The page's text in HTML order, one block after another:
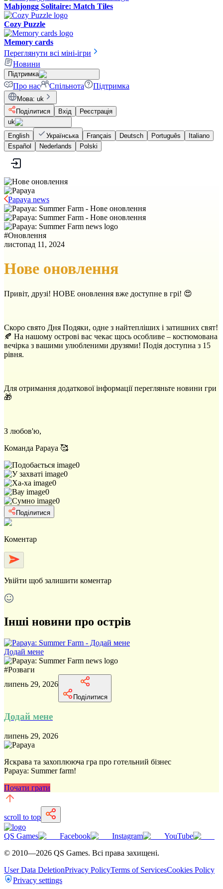
Mahjongg Solitaire: Match Tiles
Cozy Puzzle
Memory cards
Переглянути всі міні-ігри
Новини
Підтримка
Про нас Спільнота Підтримка
Мова: uk
Поділитися
Вхід
Реєстрація
uk
English
Українська Français Deutsch Português
Italiano
Español
Nederlands Polski
Papaya news
#Оновлення
листопад 11, 2024
Нове оновлення
Привіт, друзі! НОВЕ оновлення вже доступне в грі! 😍
Скоро свято Дня Подяки, одне з найтепліших і затишних свят!
🍂 На нашому острові вас чекає щось особливе – костюмована
вечірка з вашими улюбленими друзями! Подія доступна з 15
рівня.
Для отримання додаткової інформації перегляньте новини гри
🎁
З любов'ю,
Команда Papaya 🥰
0
0
0
0
0
Поділитися
Коментар
Увійти щоб залишити коментар
Інші новини про острів
Додай мене
#Розваги
липень 29, 2026
Поділитися
Додай мене
липень 29, 2026
Яскрава та захоплююча гра про готельний бізнес
Papaya: Summer farm!
Почати грати
scroll to top
QS Games Facebook Instagram
YouTube
© 2010—2026 QS Games. Всі права захищені.
User Data DeletionPrivacy PolicyTerms of ServicesCookies Policy
Privacy settings